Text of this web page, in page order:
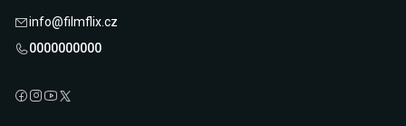
info@filmflix.cz
0000000000